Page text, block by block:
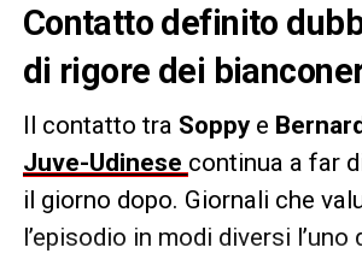
Contatto definito
di rigore dei
Il contatto tra Soppye
Juve-Udinese continua a far
il giorno dopo. Giornali che
l’episodio in modi diversi l’uno